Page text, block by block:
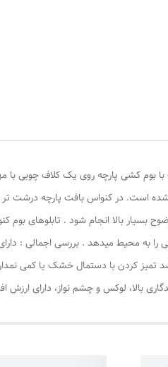
بوم کشی پارچه روی یک کلاف چوبی با
است. در کنواس بافت پارچه درشت
بسیار بالا انجام شود . تابلوهای
به محیط میدهد . بررسی اجمالی :
تمیز کردن با دستمال خشک یا کمی
بالا، لوکس و چشم نواز، دارای ارزش